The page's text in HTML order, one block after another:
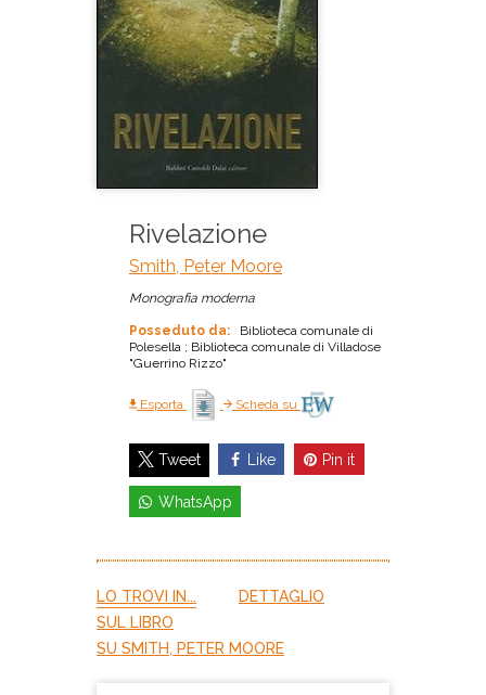
Rivelazione
Smith, Peter Moore
Monografia moderna
Posseduto da:
Biblioteca comunale di
Polesella ; Biblioteca comunale di Villadose
"Guerrino Rizzo"
Esporta Scheda su
Tweet Like Pin it
WhatsApp
LO TROVI IN...
DETTAGLIO
SUL LIBRO
SU SMITH, PETER MOORE